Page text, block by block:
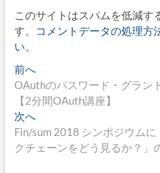
このサイトはスパムを低減す
す。
コメントデータの処理方
い。
投
稿
ナ
ビ
前へ過
去
の
投
稿:
OAuthのパスワード・グラン
【2分間OAuth講座】
次へ次
の
投
Fin/sum 2018 シンポジウム
クチェーンをどう見るか？」